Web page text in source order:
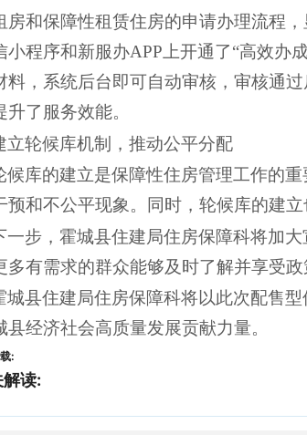
房和保障性租赁住房的申请办理流程
小程序和新服办APP上开通了“高效
料，系统后台即可自动审核，审核通
升了服务效能。
立轮候库机制，推动公平分配
候库的建立是保障性住房管理工作的
预和不公平现象。同时，轮候库的建
一步，霍城县住建局住房保障科将加
多有需求的群众能够及时了解并享受政
城县住建局住房保障科将以此次配售
县经济社会高质量发展贡献力量。
:
读: